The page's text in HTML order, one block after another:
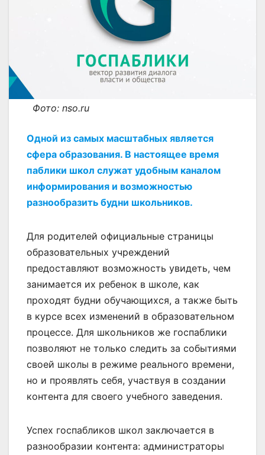
Фото: nso.ru
Одной из самых масштабных является
сфера образования. В настоящее время
паблики школ служат удобным каналом
информирования и возможностью
разнообразить будни школьников.
Для родителей официальные страницы
образовательных учреждений
предоставляют возможность увидеть, чем
занимается их ребенок в школе, как
проходят будни обучающихся, а также быть
в курсе всех изменений в образовательном
процессе. Для школьников же госпаблики
позволяют не только следить за событиями
своей школы в режиме реального времени,
но и проявлять себя, участвуя в создании
контента для своего учебного заведения.
Успех госпабликов школ заключается в
разнообразии контента: администраторы